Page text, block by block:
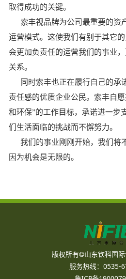
取得成功的关键。
索丰视品牌为公司最重要的资
运营模式。这使我们有别于其它
会更加负责任的运营我们的事业
关系。
同时索丰也正在履行自己的承
责任感的优质企业公民。索丰自
和环保”的工作目标，承诺进一步
们生活面临的挑战而不懈努力。
我们的事业刚刚开始，我们将
因为机会是无限的。
版权所有◎山东钦科国
服务热线：0535-